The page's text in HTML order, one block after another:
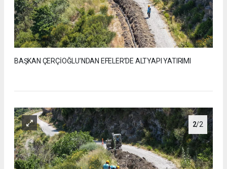
BAŞKAN ÇERÇİOĞLU’NDAN EFELER’DE ALTYAPI YATIRIMI
2/2